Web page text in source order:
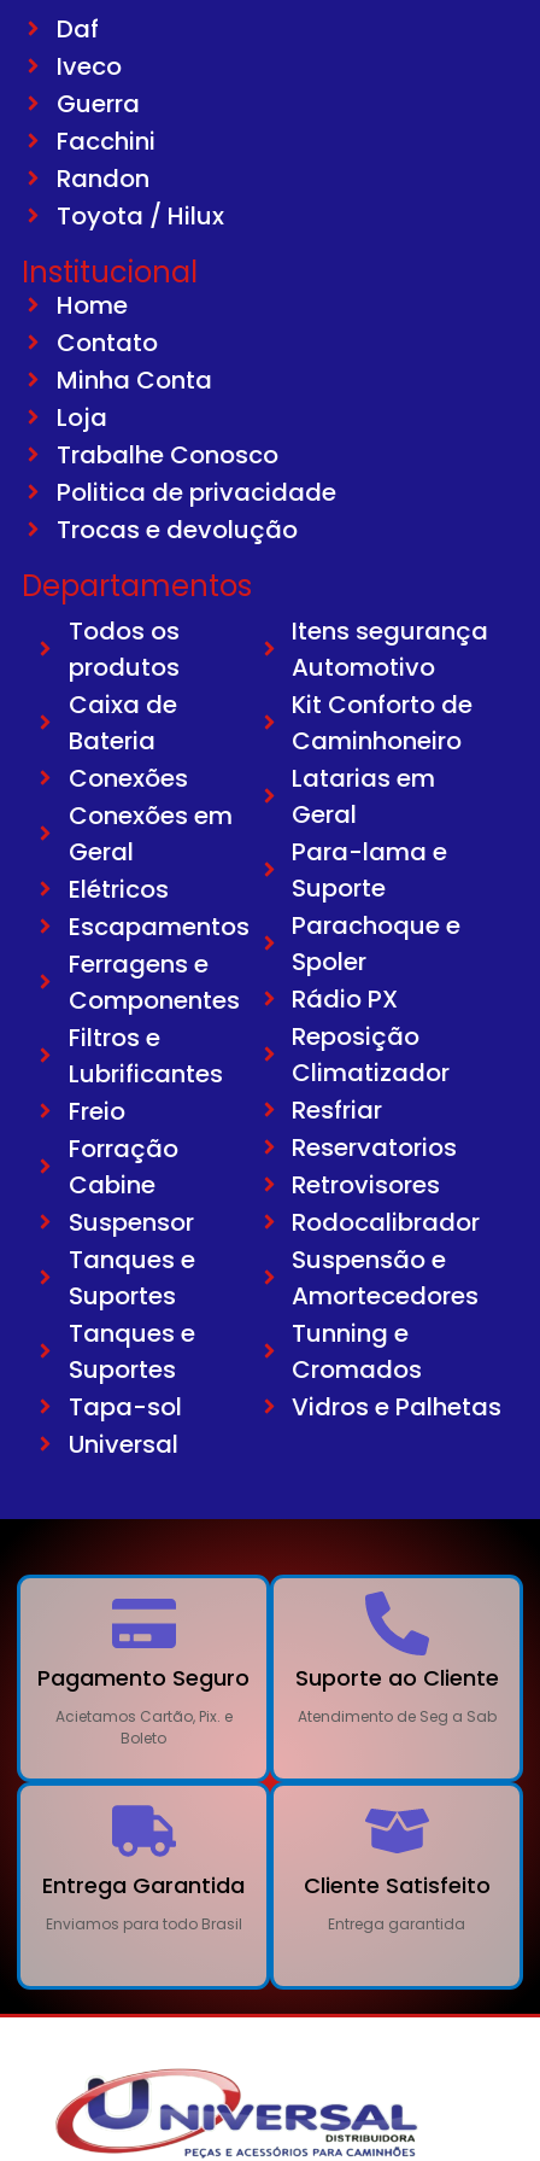
Daf
Iveco
Guerra
Facchini
Randon
Toyota / Hilux
Institucional
Home
Contato
Minha Conta
Loja
Trabalhe Conosco
Politica de privacidade
Trocas e devolução
Departamentos
Todos os
produtos
Caixa de
Bateria
Conexões
Conexões em
Geral
Elétricos
Escapamentos
Ferragens e
Componentes
Filtros e
Lubrificantes
Freio
Forração
Cabine
Suspensor
Tanques e
Suportes
Tanques e
Suportes
Tapa-sol
Universal
Itens segurança
Automotivo
Kit Conforto de
Caminhoneiro
Latarias em
Geral
Para-lama e
Suporte
Parachoque e
Spoler
Rádio PX
Reposição
Climatizador
Resfriar
Reservatorios
Retrovisores
Rodocalibrador
Suspensão e
Amortecedores
Tunning e
Cromados
Vidros e Palhetas
Pagamento Seguro
Acietamos Cartão, Pix. e
Boleto
Suporte ao Cliente
Atendimento de Seg a Sab
Entrega Garantida
Enviamos para todo Brasil
Cliente Satisfeito
Entrega garantida